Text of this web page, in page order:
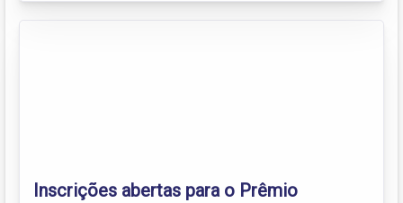
Inscrições abertas para o Prêmio